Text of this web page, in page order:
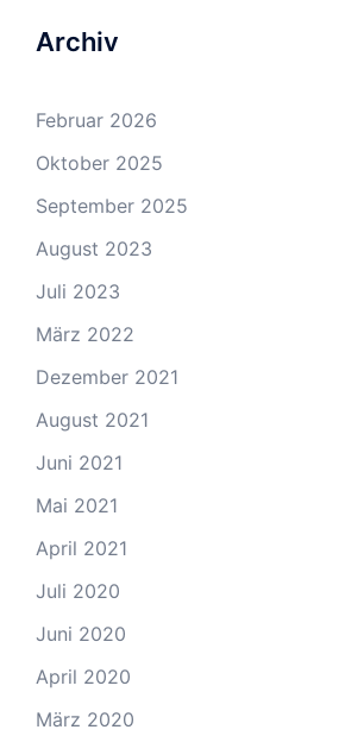
Archiv
Februar 2026
Oktober 2025
September 2025
August 2023
Juli 2023
März 2022
Dezember 2021
August 2021
Juni 2021
Mai 2021
April 2021
Juli 2020
Juni 2020
April 2020
März 2020